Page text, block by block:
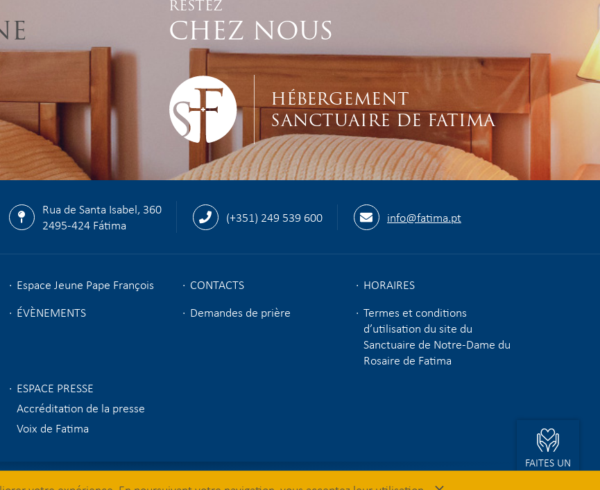
RESTEZ
CHEZ NOUS
HÉBERGEMENT
SANCTUAIRE DE FATIMA
Rua de Santa Isabel, 360
2495-424 Fátima
(+351) 249 539 600 info@fatima.pt
Espace Jeune Pape François CONTACTS
HORAIRES
ÉVÈNEMENTS
Demandes de prière
Termes et conditions
d’utilisation du site du
Sanctuaire de Notre-Dame du
Rosaire de Fatima
ESPACE PRESSE
Accréditation de la presse
Voix de Fatima
© 2026 Sanctuaire de Fatima
FAITES UN
DON